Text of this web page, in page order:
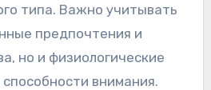
типа. Важно учитывать
предпочтения и
но и физиологические
внимания.